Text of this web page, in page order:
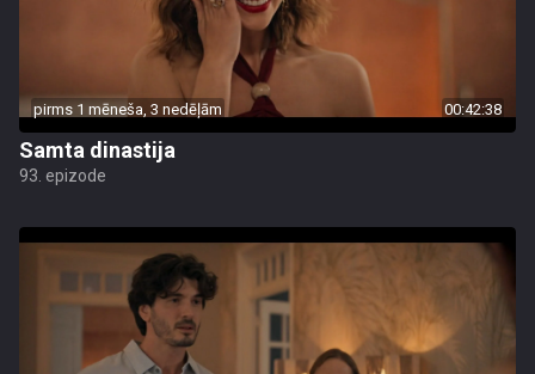
pirms 1 mēneša, 3 nedēļām 00:42:38
Samta dinastija
93. epizode